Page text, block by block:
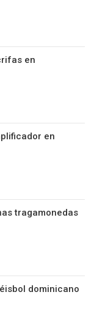
en
en
tragamonedas
dominicano